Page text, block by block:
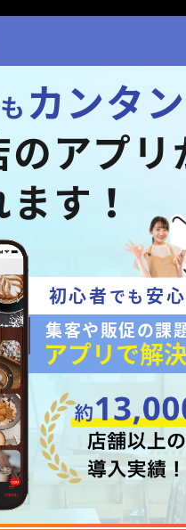
カンタン
のアプリ
す！
初心者でも 安心
集客や販促の課
アプリで解